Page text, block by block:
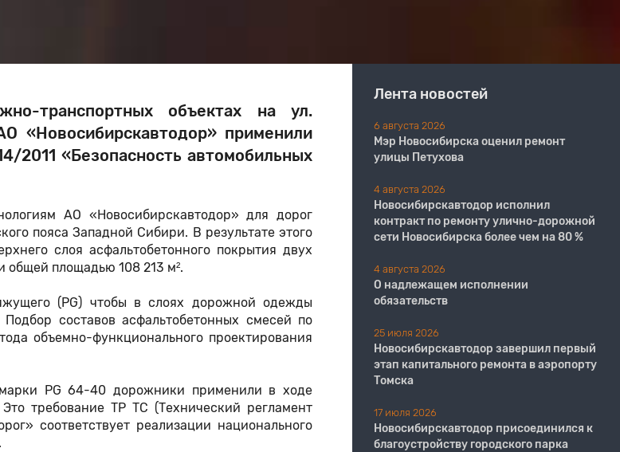
транспортных объектах на ул.
«Новосибирскавтодор» применили
2011 «Безопасность автомобильных
АО «Новосибирскавтодор» для дорог
пояса Западной Сибири. В результате этого
слоя асфальтобетонного покрытия двух
общей площадью 108 213 м².
(PG) чтобы в слоях дорожной одежды
составов асфальтобетонных смесей по
объемно-функционального проектирования
PG 64-40 дорожники применили в ходе
требование ТР ТС (Технический регламент
соответствует реализации национального
Лента новостей
6 августа 2026
Мэр Новосибирска оценил ремонт
улицы Петухова
4 августа 2026
Новосибирскавтодор исполнил
контракт по ремонту улично-дорожной
сети Новосибирска более чем на 80 %
4 августа 2026
О надлежащем исполнении
обязательств
25 июля 2026
Новосибирскавтодор завершил первый
этап капитального ремонта в аэропорту
Томска
17 июля 2026
Новосибирскавтодор присоединился к
благоустройству городского парка